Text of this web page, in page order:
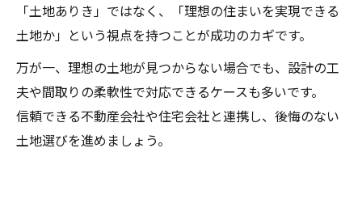
「土地ありき」ではなく、「理想の住まいを実現できる
土地か」という視点を持つことが成功のカギです。
万が一、理想の土地が見つからない場合でも、設計の工
夫や間取りの柔軟性で対応できるケースも多いです。
信頼できる不動産会社や住宅会社と連携し、後悔のない
土地選びを進めましょう。